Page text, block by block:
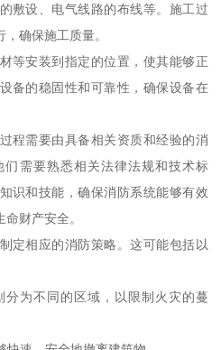
敷设、电气线路的布线等。施工过
确保施工质量。
等安装到指定的位置，使其能够正
备的稳固性和可靠性，确保设备在
程需要由具备相关资质和经验的消
需要熟悉相关法律法规和技术标
识和技能，确保消防系统能够有效
财产安全。
定相应的消防策略。这可能包括以
为不同的区域，以限制火灾的蔓